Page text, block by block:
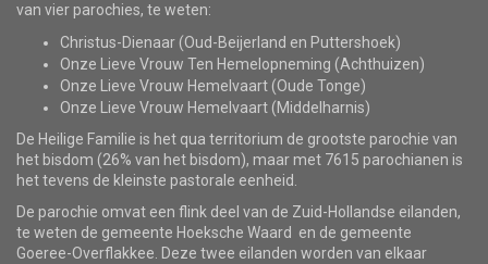
van vier parochies, te weten:
Christus-Dienaar (Oud-Beijerland en Puttershoek)
Onze Lieve Vrouw Ten Hemelopneming (Achthuizen)
Onze Lieve Vrouw Hemelvaart (Oude Tonge)
Onze Lieve Vrouw Hemelvaart (Middelharnis)
De Heilige Familie is het qua territorium de grootste parochie van
het bisdom (26% van het bisdom), maar met 7615 parochianen is
het tevens de kleinste pastorale eenheid.
De parochie omvat een flink deel van de Zuid-Hollandse eilanden,
te weten de gemeente Hoeksche Waard en de gemeente
Goeree-Overflakkee. Deze twee eilanden worden van elkaar